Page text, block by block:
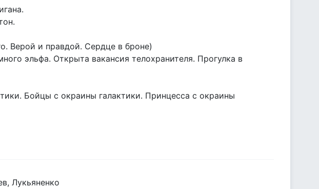
Верой и правдой. Сердце в броне)
эльфа. Открыта вакансия телохранителя. Прогулка в
Бойцы с окраины галактики. Принцесса с окраины
Лукьяненко